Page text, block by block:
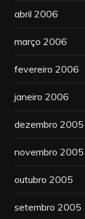
abril 2006
março 2006
fevereiro 2006
janeiro 2006
dezembro 2005
novembro 2005
outubro 2005
setembro 2005